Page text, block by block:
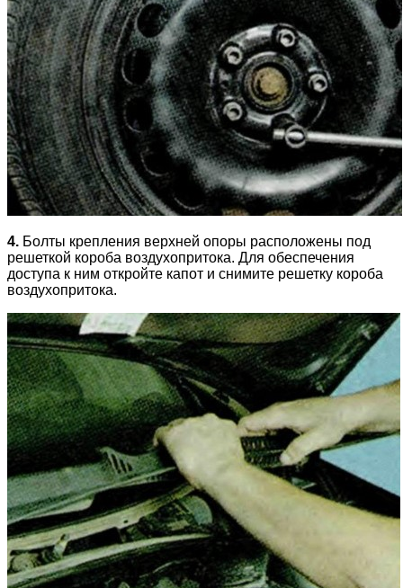
4. Болты крепления верхней опоры расположены под
решеткой короба воздухопритока. Для обеспечения
доступа к ним откройте капот и снимите решетку короба
воздухопритока.